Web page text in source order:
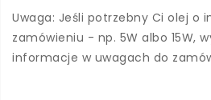
Uwaga: Jeśli potrzebny Ci olej o
zamówieniu - np. 5W albo 15W,
informacje w uwagach do